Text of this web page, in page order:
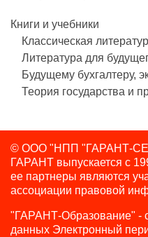
Книги и учебники
Классическая
Литература для
Будущему бухгалтеру,
Теория государства и
© ООО "НПП "ГАРАНТ-
ГАРАНТ выпускается с
ее партнеры являются
ассоциации правовой
"ГАРАНТ-Образование" -
данных Электронный